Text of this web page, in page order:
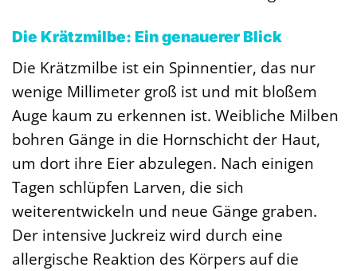
Die Krätzmilbe: Ein genauerer Blick
Die Krätzmilbe ist ein Spinnentier, das nur
wenige Millimeter groß ist und mit bloßem
Auge kaum zu erkennen ist. Weibliche Milben
bohren Gänge in die Hornschicht der Haut,
um dort ihre Eier abzulegen. Nach einigen
Tagen schlüpfen Larven, die sich
weiterentwickeln und neue Gänge graben.
Der intensive Juckreiz wird durch eine
allergische Reaktion des Körpers auf die